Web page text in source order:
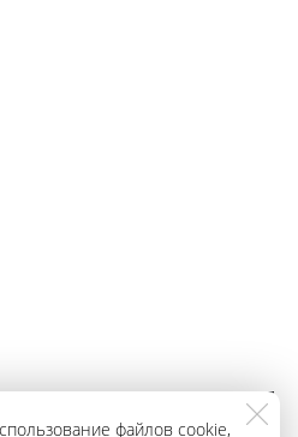
файлов cookie,
ЗАКАЗАТЬ